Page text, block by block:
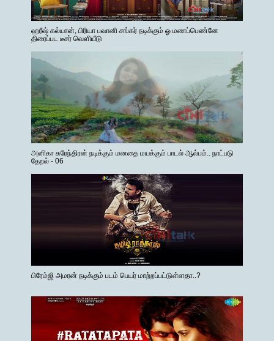
ஹரீஷ் கல்யான், பிரியா பவானி சங்கர் நடிக்கும் ஓ மணப்பெண்னே
திரைப்பட டீசர் வெளியீடு
அனிகா சுரேந்திரன் நடிக்கும் மனதை மயக்கும் பாடல் ஆல்பம்.. நாட்படு
தேறல் - 06
பிரேம்ஜி அமரன் நடிக்கும் படம் பெயர் மாற்றப்பட்டுள்ளதா..?